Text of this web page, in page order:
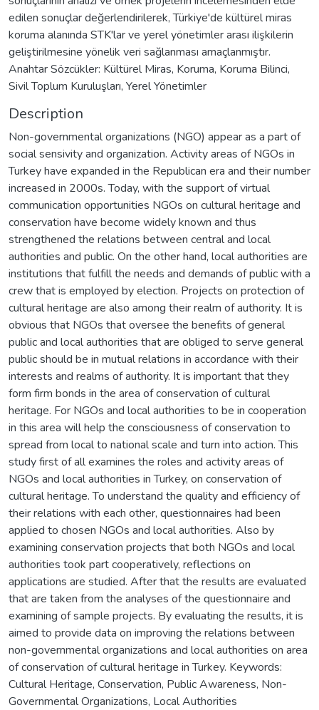
edilen sonuçlar değerlendirilerek, Türkiye'de kültürel miras
koruma alanında STK'lar ve yerel yönetimler arası ilişkilerin
geliştirilmesine yönelik veri sağlanması amaçlanmıştır.
Anahtar Sözcükler: Kültürel Miras, Koruma, Koruma Bilinci,
Sivil Toplum Kuruluşları, Yerel Yönetimler
Description
Non-governmental organizations (NGO) appear as a part of
social sensivity and organization. Activity areas of NGOs in
Turkey have expanded in the Republican era and their number
increased in 2000s. Today, with the support of virtual
communication opportunities NGOs on cultural heritage and
conservation have become widely known and thus
strengthened the relations between central and local
authorities and public. On the other hand, local authorities are
institutions that fulfill the needs and demands of public with a
crew that is employed by election. Projects on protection of
cultural heritage are also among their realm of authority. It is
obvious that NGOs that oversee the benefits of general
public and local authorities that are obliged to serve general
public should be in mutual relations in accordance with their
interests and realms of authority. It is important that they
form firm bonds in the area of conservation of cultural
heritage. For NGOs and local authorities to be in cooperation
in this area will help the consciousness of conservation to
spread from local to national scale and turn into action. This
study first of all examines the roles and activity areas of
NGOs and local authorities in Turkey, on conservation of
cultural heritage. To understand the quality and efficiency of
their relations with each other, questionnaires had been
applied to chosen NGOs and local authorities. Also by
examining conservation projects that both NGOs and local
authorities took part cooperatively, reflections on
applications are studied. After that the results are evaluated
that are taken from the analyses of the questionnaire and
examining of sample projects. By evaluating the results, it is
aimed to provide data on improving the relations between
non-governmental organizations and local authorities on area
of conservation of cultural heritage in Turkey. Keywords:
Cultural Heritage, Conservation, Public Awareness, Non-
Governmental Organizations, Local Authorities